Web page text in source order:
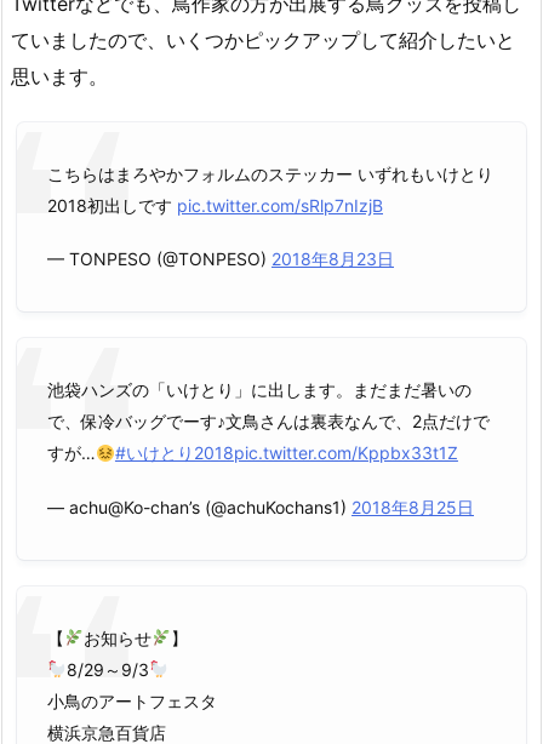
ていましたので、いくつかピックアップして紹介したいと
思います。
こちらはまろやかフォルムのステッカー いずれもいけとり
2018初出しです pic.twitter.com/sRlp7nIzjB
— TONPESO (@TONPESO) 2018年8月23日
池袋ハンズの「いけとり」に出します。まだまだ暑いの
で、保冷バッグでーす♪文鳥さんは裏表なんで、2点だけで
すが…
#いけとり2018pic.twitter.com/Kppbx33t1Z
— achu@Ko-chan’s (@achuKochans1) 2018年8月25日
【 お知らせ
】
8/29～9/3
小鳥のアートフェスタ
横浜京急百貨店